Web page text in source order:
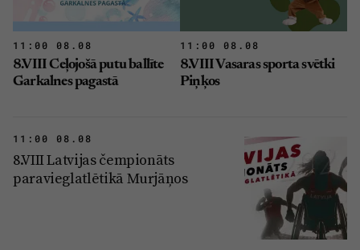
11:00 08.08
8.VIII Ceļojošā putu ballīte
Garkalnes pagastā
11:00 08.08
8.VIII Vasaras sporta svētki
Piņķos
11:00 08.08
8.VIII Latvijas čempionāts
paravieglatlētikā Murjāņos